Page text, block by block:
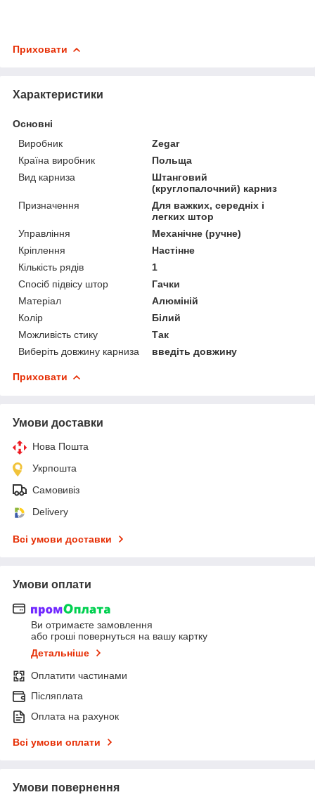
Приховати
Характеристики
Основні
Виробник
Zegar
Країна виробник
Польща
Вид карниза
Штанговий
(круглопалочний) карниз
Призначення
Для важких, середніх і
легких штор
Управління
Механічне (ручне)
Кріплення
Настінне
Кількість рядів
1
Спосіб підвісу штор
Гачки
Матеріал
Алюміній
Колір
Білий
Можливість стику
Так
Виберіть довжину карниза
введіть довжину
Приховати
Умови доставки
Нова Пошта
Укрпошта
Самовивіз
Delivery
Всі умови доставки
Умови оплати
Ви отримаєте замовлення
або гроші повернуться на вашу картку
Детальніше
Оплатити частинами
Післяплата
Оплата на рахунок
Всі умови оплати
Умови повернення